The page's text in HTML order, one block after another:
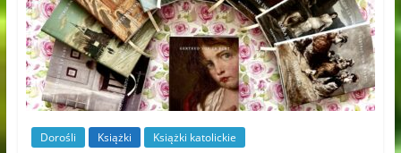
Dorośli Książki Książki katolickie